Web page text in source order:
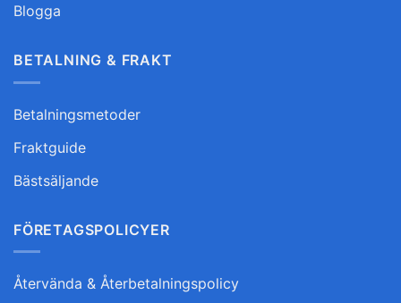
Blogga
BETALNING & FRAKT
Betalningsmetoder
Fraktguide
Bästsäljande
FÖRETAGSPOLICYER
Återvända & Återbetalningspolicy